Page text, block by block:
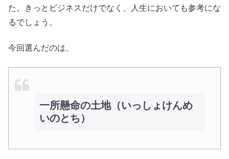
た。きっとビジネスだけでなく、人生においても参考にな
るでしょう。
今回選んだのは、
一所懸命の土地（いっしょけんめ
いのとち）